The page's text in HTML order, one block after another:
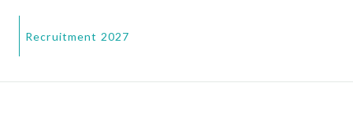
Recruitment 2027